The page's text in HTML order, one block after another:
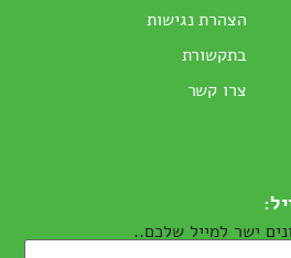
הצהרת נגישות
בתקשורת
צרו קשר
ישר למייל שלכם..